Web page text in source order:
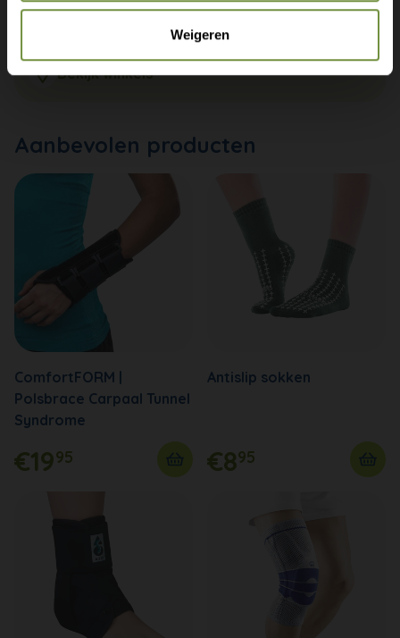
Weigeren
+31 (0)20 760 47 20
info@thuiszorgwinkelonline.nl
Bekijk winkels
Aanbevolen producten
ComfortFORM |
Polsbrace Carpaal Tunnel
Syndrome
€1995
Antislip sokken
€895